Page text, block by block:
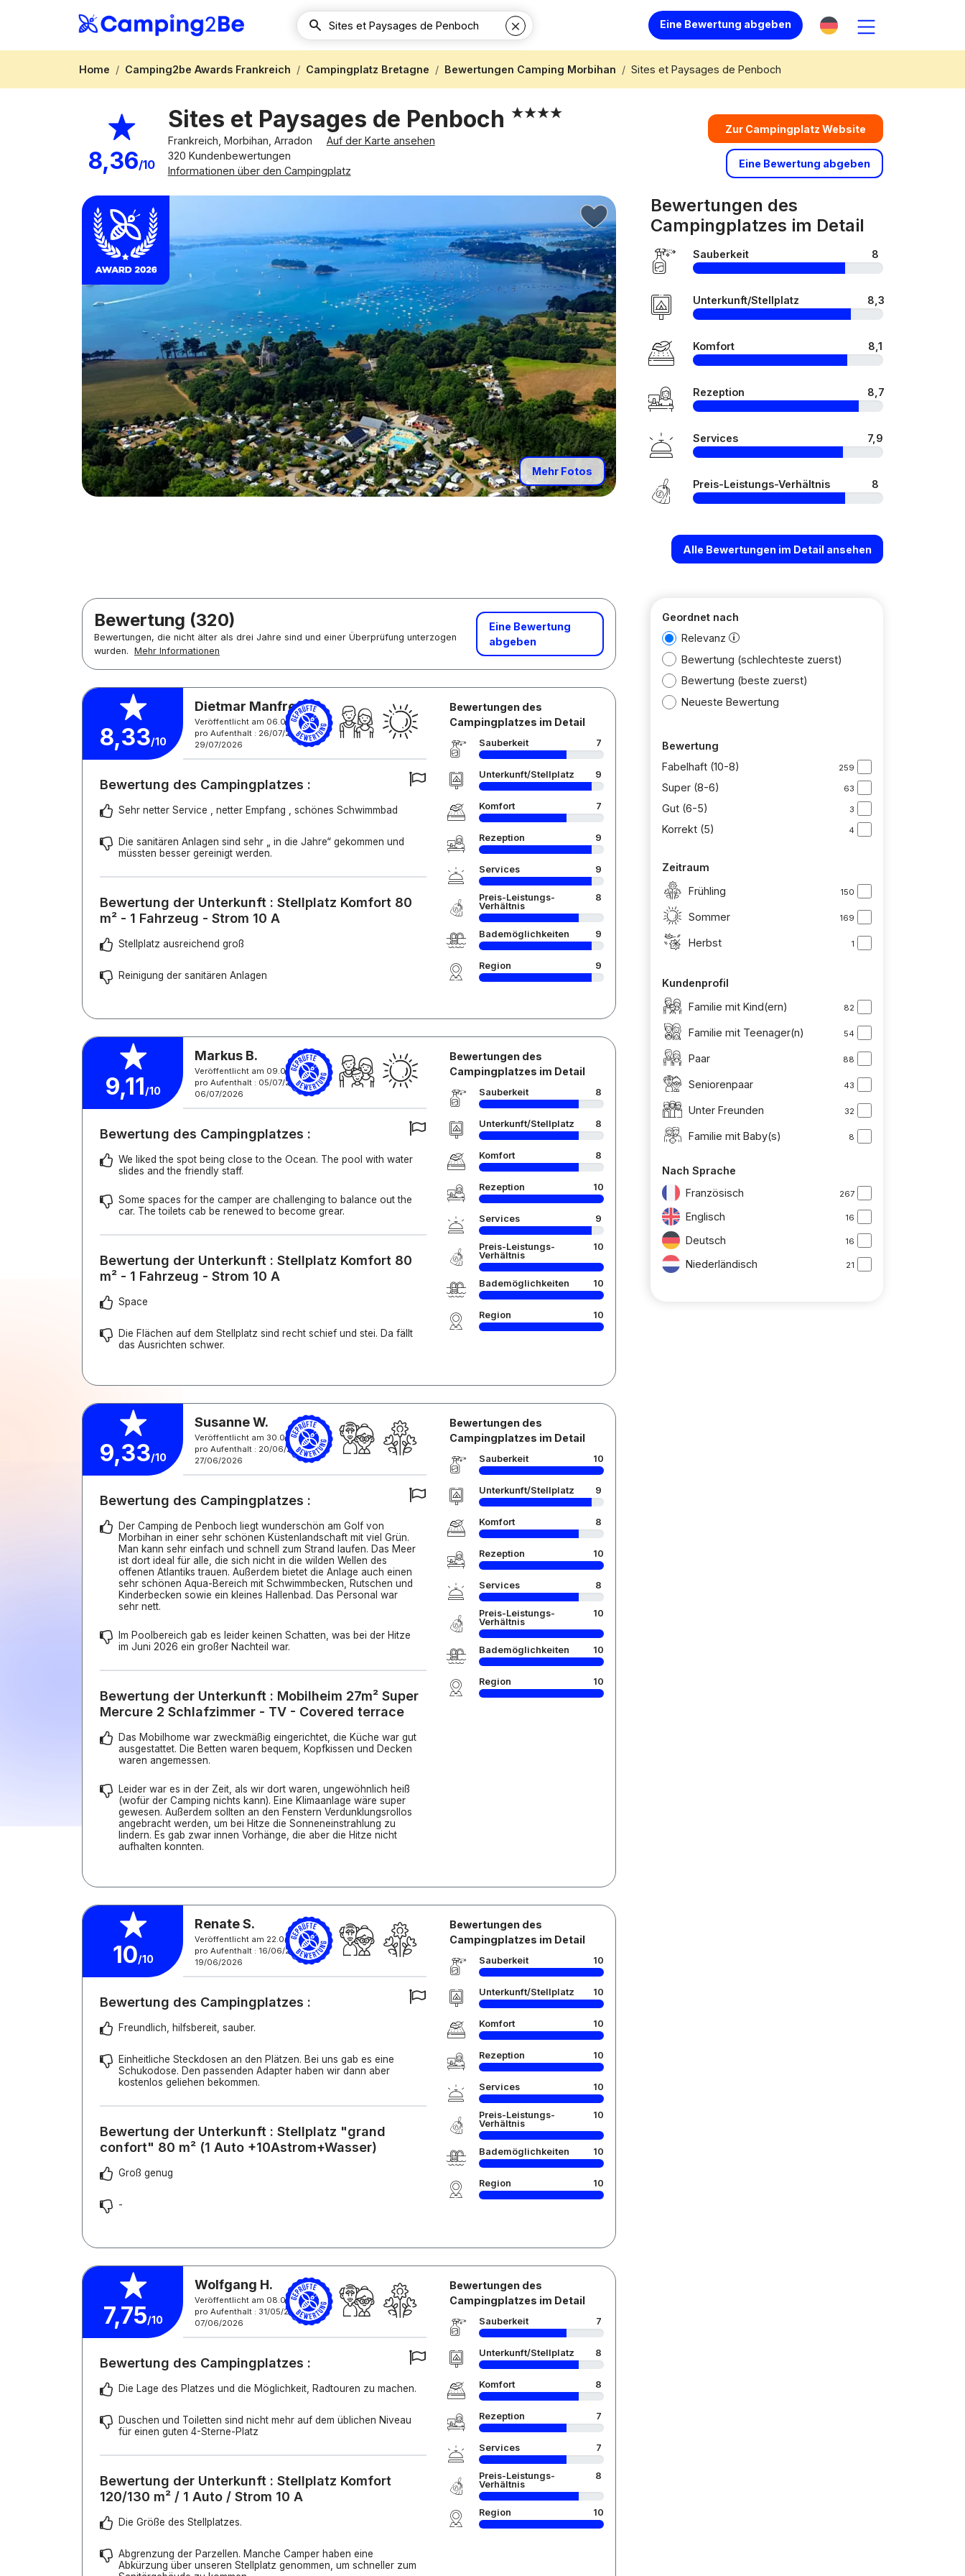
Eine Bewertung abgeben
Home Camping2be Awards Frankreich Campingplatz Bretagne Bewertungen Camping Morbihan Sites et Paysages de Penboch
8,36/10
Sites et Paysages de Penboch
Frankreich, Morbihan, Arradon
Auf der Karte ansehen
320 Kundenbewertungen
Informationen über den Campingplatz
Zur Campingplatz Website
Eine Bewertung abgeben
Mehr Fotos
Bewertungen des
Campingplatzes im Detail
Sauberkeit 8
Unterkunft/Stellplatz 8,3
Komfort 8,1
Rezeption 8,7
Services 7,9
Preis-Leistungs-Verhältnis 8
Alle Bewertungen im Detail ansehen
Bewertung (320)
Bewertungen, die nicht älter als drei Jahre sind und einer Überprüfung unterzogen
wurden. Mehr Informationen
Eine Bewertung
abgeben
8,33/10
Dietmar Manfred U.
Veröffentlicht am 06.08.2026
pro Aufenthalt : 26/07/2026 -
29/07/2026
Bewertung des Campingplatzes :
Sehr netter Service , netter Empfang , schönes Schwimmbad
Die sanitären Anlagen sind sehr „ in die Jahre“ gekommen und
müssten besser gereinigt werden.
Bewertung der Unterkunft : Stellplatz Komfort 80
m² - 1 Fahrzeug - Strom 10 A
Stellplatz ausreichend groß
Reinigung der sanitären Anlagen
Bewertungen des
Campingplatzes im Detail
Sauberkeit 7
Unterkunft/Stellplatz 9
Komfort 7
Rezeption 9
Services 9
Preis-Leistungs-
Verhältnis
8
Bademöglichkeiten 9
Region 9
9,11/10
Markus B.
Veröffentlicht am 09.07.2026
pro Aufenthalt : 05/07/2026 -
06/07/2026
Bewertung des Campingplatzes :
We liked the spot being close to the Ocean. The pool with water
slides and the friendly staff.
Some spaces for the camper are challenging to balance out the
car. The toilets cab be renewed to become grear.
Bewertung der Unterkunft : Stellplatz Komfort 80
m² - 1 Fahrzeug - Strom 10 A
Space
Die Flächen auf dem Stellplatz sind recht schief und stei. Da fällt
das Ausrichten schwer.
Bewertungen des
Campingplatzes im Detail
Sauberkeit 8
Unterkunft/Stellplatz 8
Komfort 8
Rezeption 10
Services 9
Preis-Leistungs-
Verhältnis
10
Bademöglichkeiten 10
Region 10
9,33/10
Susanne W.
Veröffentlicht am 30.06.2026
pro Aufenthalt : 20/06/2026 -
27/06/2026
Bewertung des Campingplatzes :
Der Camping de Penboch liegt wunderschön am Golf von
Morbihan in einer sehr schönen Küstenlandschaft mit viel Grün.
Man kann sehr einfach und schnell zum Strand laufen. Das Meer
ist dort ideal für alle, die sich nicht in die wilden Wellen des
offenen Atlantiks trauen. Außerdem bietet die Anlage auch einen
sehr schönen Aqua-Bereich mit Schwimmbecken, Rutschen und
Kinderbecken sowie ein kleines Hallenbad. Das Personal war
sehr nett.
Im Poolbereich gab es leider keinen Schatten, was bei der Hitze
im Juni 2026 ein großer Nachteil war.
Bewertung der Unterkunft : Mobilheim 27m² Super
Mercure 2 Schlafzimmer - TV - Covered terrace
Das Mobilhome war zweckmäßig eingerichtet, die Küche war gut
ausgestattet. Die Betten waren bequem, Kopfkissen und Decken
waren angemessen.
Leider war es in der Zeit, als wir dort waren, ungewöhnlich heiß
(wofür der Camping nichts kann). Eine Klimaanlage wäre super
gewesen. Außerdem sollten an den Fenstern Verdunklungsrollos
angebracht werden, um bei Hitze die Sonneneinstrahlung zu
lindern. Es gab zwar innen Vorhänge, die aber die Hitze nicht
aufhalten konnten.
Bewertungen des
Campingplatzes im Detail
Sauberkeit 10
Unterkunft/Stellplatz 9
Komfort 8
Rezeption 10
Services 8
Preis-Leistungs-
Verhältnis
10
Bademöglichkeiten 10
Region 10
10/10
Renate S.
Veröffentlicht am 22.06.2026
pro Aufenthalt : 16/06/2026 -
19/06/2026
Bewertung des Campingplatzes :
Freundlich, hilfsbereit, sauber.
Einheitliche Steckdosen an den Plätzen. Bei uns gab es eine
Schukodose. Den passenden Adapter haben wir dann aber
kostenlos geliehen bekommen.
Bewertung der Unterkunft : Stellplatz "grand
confort" 80 m² (1 Auto +10Astrom+Wasser)
Groß genug
-
Bewertungen des
Campingplatzes im Detail
Sauberkeit 10
Unterkunft/Stellplatz 10
Komfort 10
Rezeption 10
Services 10
Preis-Leistungs-
Verhältnis
10
Bademöglichkeiten 10
Region 10
7,75/10
Wolfgang H.
Veröffentlicht am 08.06.2026
pro Aufenthalt : 31/05/2026 -
07/06/2026
Bewertung des Campingplatzes :
Die Lage des Platzes und die Möglichkeit, Radtouren zu machen.
Duschen und Toiletten sind nicht mehr auf dem üblichen Niveau
für einen guten 4-Sterne-Platz
Bewertung der Unterkunft : Stellplatz Komfort
120/130 m² / 1 Auto / Strom 10 A
Die Größe des Stellplatzes.
Abgrenzung der Parzellen. Manche Camper haben eine
Abkürzung über unseren Stellplatz genommen, um schneller zum
Bewertungen des
Campingplatzes im Detail
Sauberkeit 7
Unterkunft/Stellplatz 8
Komfort 8
Rezeption 7
Services 7
Preis-Leistungs-
Verhältnis
8
Region 10
Geordnet nach
Relevanz
Bewertung (schlechteste zuerst)
Bewertung (beste zuerst)
Neueste Bewertung
Bewertung
Fabelhaft (10-8)
259
Super (8-6) 63
Gut (6-5) 3
Korrekt (5) 4
Zeitraum
Frühling
150
Sommer 169
Herbst 1
Kundenprofil
Familie mit Kind(ern)
82
Familie mit Teenager(n) 54
Paar 88
Seniorenpaar 43
Unter Freunden 32
Familie mit Baby(s) 8
Nach Sprache
Französisch
267
Englisch 16
Deutsch 16
Niederländisch 21